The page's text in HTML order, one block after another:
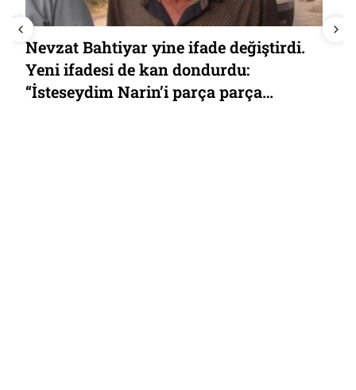
Mert Hakan Yandaş’tan yargılandığı
bahis ve şike davası için ‘FETÖ’ iması:
“Terörist Hakan Şükür” demişti